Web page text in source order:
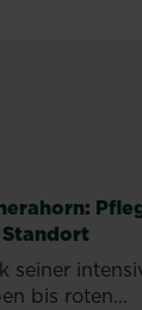
seiner
bis roten...